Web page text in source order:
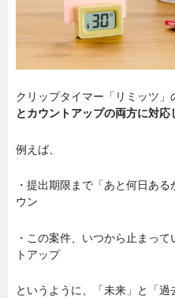
クリップタイマー「リミッツ」
とカウントアップの両方に対応
例えば、
・提出期限まで「あと何日あ
ウン
・この案件、いつから止まっ
トアップ
というように、「未来」と「